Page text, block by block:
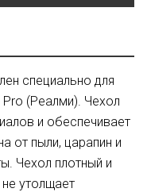
специально для
(Реалми). Чехол
и обеспечивает
от пыли, царапин и
Чехол плотный и
утолщает